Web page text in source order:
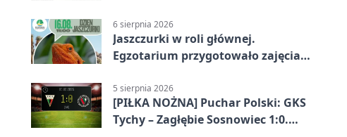
6 sierpnia 2026
Jaszczurki w roli głównej.
Egzotarium przygotowało zajęcia
5 sierpnia 2026
[PIŁKA NOŻNA] Puchar Polski: GKS
Tychy – Zagłębie Sosnowiec 1:0.